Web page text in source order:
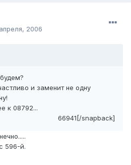
2006
и заменит не одну
к 08792...
66941[/snapback]
596-й.